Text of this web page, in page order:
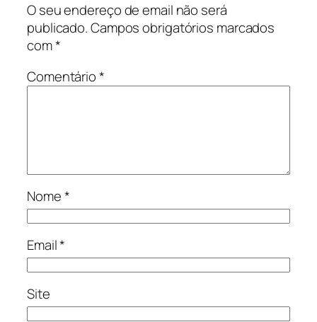
O seu endereço de email não será
publicado.Campos obrigatórios marcados
com*
Comentário*
Nome*
Email*
Site